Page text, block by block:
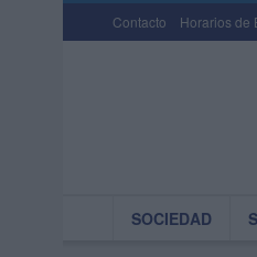
Contacto Horarios de
SOCIEDAD